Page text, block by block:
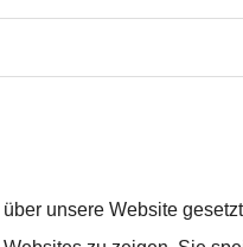
unsere Website